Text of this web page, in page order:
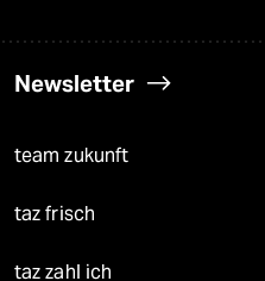
Newsletter
team zukunft
taz frisch
taz zahl ich